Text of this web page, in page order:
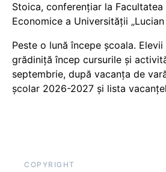
Stoica, conferențiar la
Economice a Universității
Peste o lună începe școala.
grădiniță încep cursurile și
septembrie, după vacanța de
școlar 2026-2027 și lista
COPYRIGHT